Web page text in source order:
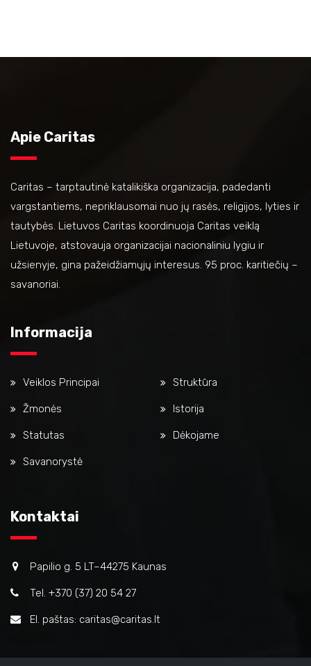
Apie Caritas
Caritas – tarptautinė katalikiška organizacija, padedanti
vargstantiems, nepriklausomai nuo jų rasės, religijos, lyties ir
tautybės. Lietuvos Caritas koordinuoja Caritas veiklą
Lietuvoje, atstovauja organizacijai nacionaliniu lygiu ir
užsienyje, gina pažeidžiamųjų interesus. 95 proc. karitiečių –
savanoriai.
Informacija
Veiklos Principai Struktūra
Žmonės Istorija
Statutas Dėkojame
Savanorystė
Kontaktai
Papilio g. 5 LT–44275 Kaunas
Tel. +370 (37) 20 54 27
El. paštas: caritas@caritas.lt